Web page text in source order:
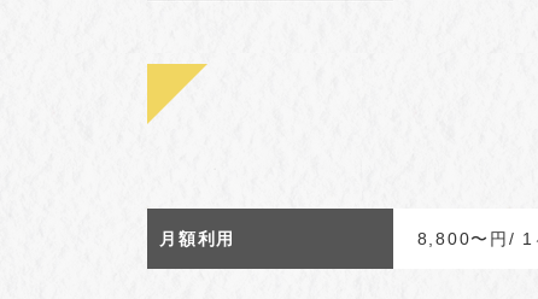
月額利用 8,800〜円/ 1